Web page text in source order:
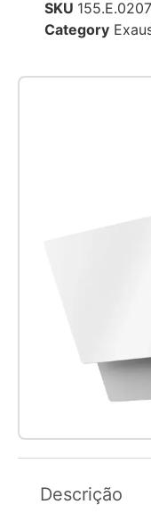
SKU
Category
Descrição